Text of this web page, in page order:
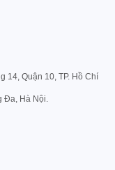
14, Quận 10, TP. Hồ Chí
Đa, Hà Nội.